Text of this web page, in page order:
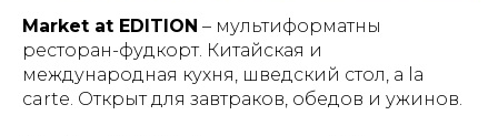
Market at EDITION – мультиформатны
ресторан-фудкорт. Китайская и
международная кухня, шведский стол, а la
carte. Открыт для завтраков, обедов и ужинов.